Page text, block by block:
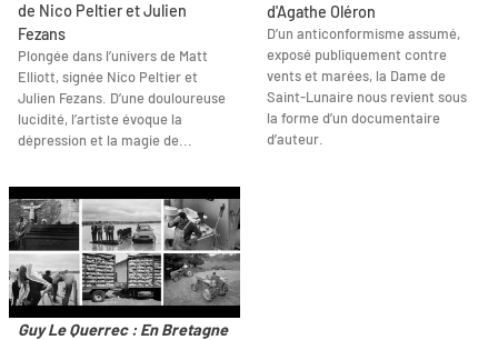
de Nico Peltier et Julien
Fezans
Plongée dans l’univers de Matt
Elliott, signée Nico Peltier et
Julien Fezans. D’une douloureuse
lucidité, l’artiste évoque la
dépression et la magie de...
d'Agathe Oléron
D’un anticonformisme assumé,
exposé publiquement contre
vents et marées, la Dame de
Saint-Lunaire nous revient sous
la forme d’un documentaire
d’auteur.
Guy Le Querrec : En Bretagne